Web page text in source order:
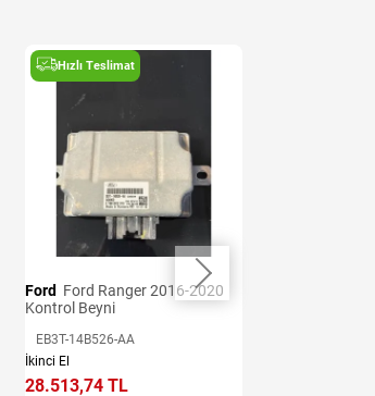
Hızlı Teslimat
Ford
Kontrol Beyni
EB3T-14B526-AA
İkinci El
28.513,74 TL